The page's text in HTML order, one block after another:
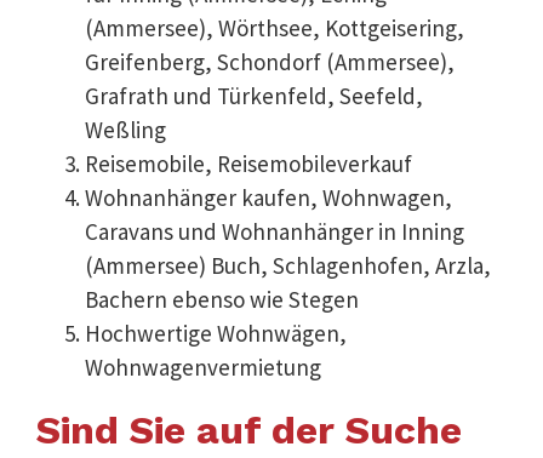
(Ammersee), Wörthsee, Kottgeisering,
Greifenberg, Schondorf (Ammersee),
Grafrath und Türkenfeld, Seefeld,
Weßling
Reisemobile, Reisemobileverkauf
Wohnanhänger kaufen, Wohnwagen,
Caravans und Wohnanhänger in Inning
(Ammersee) Buch, Schlagenhofen, Arzla,
Bachern ebenso wie Stegen
Hochwertige Wohnwägen,
Wohnwagenvermietung
Sind Sie auf der Suche